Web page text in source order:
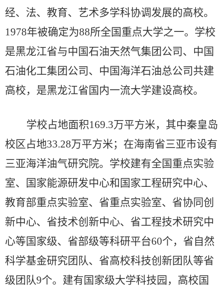
经、法、教育、艺术多学科协调发展的高校。
1978年被确定为88所全国重点大学之一。学校
是黑龙江省与中国石油天然气集团公司、中国
石油化工集团公司、中国海洋石油总公司共建
高校，是黑龙江省国内一流大学建设高校。
学校占地面积169.3万平方米，其中秦皇岛
校区占地33.28万平方米；在海南省三亚市设有
三亚海洋油气研究院。学校建有全国重点实验
室、国家能源研发中心和国家工程研究中心、
教育部重点实验室、省重点实验室、省协同创
新中心、省技术创新中心、省工程技术研究中
心等国家级、省部级等科研平台60个，省自然
科学基金研究团队、省高校科技创新团队等省
级团队9个。建有国家级大学科技园，高校国